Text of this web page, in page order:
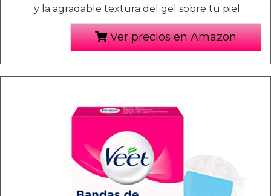
y la agradable textura del gel sobre tu piel.
Ver precios en Amazon